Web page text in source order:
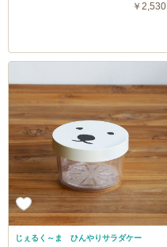
￥2,530
じぇるく～ま ひんやりサラダケー